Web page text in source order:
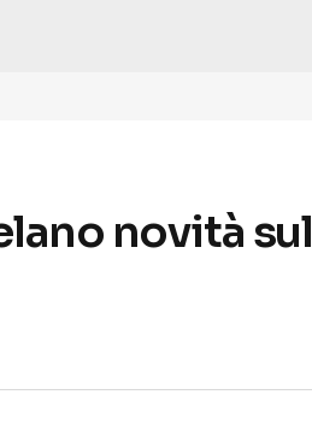
novità sul